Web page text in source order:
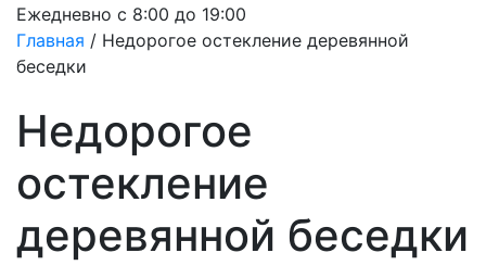
Ежедневно с 8:00 до 19:00
Главная / Недорогое остекление деревянной
беседки
Недорогое
остекление
деревянной беседки